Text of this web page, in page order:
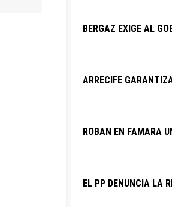
BERGAZ EXIGE AL
ARRECIFE
ROBAN EN FAMARA
EL PP DENUNCIA LA